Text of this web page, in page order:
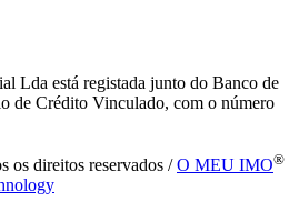
Lda está registada junto do Banco de
de Crédito Vinculado, com o número
os direitos reservados /O MEU IMO®